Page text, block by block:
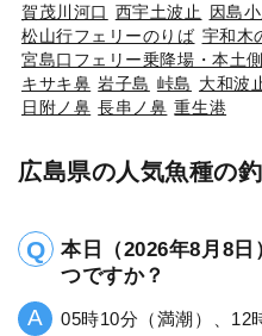
賀茂川河口 西宇土波止 因島
松山行フェリーのりば 宇和木
宮島口フェリー乗降場・本土側
キサキ鼻 岩子島 峠島 大和波
日附ノ鼻 長串ノ鼻 重生港
広島県の人気魚種の
本日（2026年8月8
つですか？
05時10分（満潮）、12